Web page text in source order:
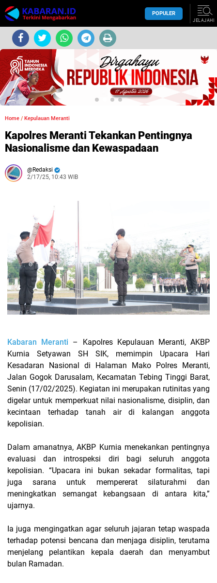
POPULER
JELAJAHI
Home / Kepulauan Meranti
Kapolres Meranti Tekankan Pentingnya
Nasionalisme dan Kewaspadaan
Redaksi
2/17/25, 10:43 WIB
Kabaran Meranti – Kapolres Kepulauan Meranti, AKBP
Kurnia Setyawan SH SIK, memimpin Upacara Hari
Kesadaran Nasional di Halaman Mako Polres Meranti,
Jalan Gogok Darusalam, Kecamatan Tebing Tinggi Barat,
Senin (17/02/2025). Kegiatan ini merupakan rutinitas yang
digelar untuk memperkuat nilai nasionalisme, disiplin, dan
kecintaan terhadap tanah air di kalangan anggota
kepolisian.
Dalam amanatnya, AKBP Kurnia menekankan pentingnya
evaluasi dan introspeksi diri bagi seluruh anggota
kepolisian. “Upacara ini bukan sekadar formalitas, tapi
juga sarana untuk mempererat silaturahmi dan
meningkatkan semangat kebangsaan di antara kita,”
ujarnya.
Ia juga mengingatkan agar seluruh jajaran tetap waspada
terhadap potensi bencana dan menjaga disiplin, terutama
menjelang pelantikan kepala daerah dan menyambut
bulan Ramadan.